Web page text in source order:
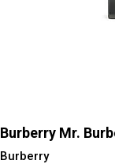
Burberry Mr.
Burberry